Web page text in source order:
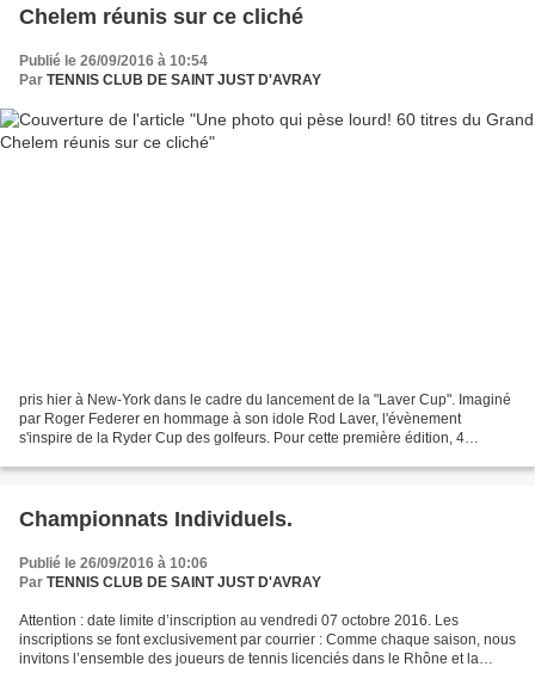
Chelem réunis sur ce cliché
Publié le 26/09/2016 à 10:54
Par TENNIS CLUB DE SAINT JUST D'AVRAY
pris hier à New-York dans le cadre du lancement de la "Laver Cup". Imaginé
par Roger Federer en hommage à son idole Rod Laver, l'évènement
s'inspire de la Ryder Cup des golfeurs. Pour cette première édition, 4
Championnats Individuels.
Publié le 26/09/2016 à 10:06
Par TENNIS CLUB DE SAINT JUST D'AVRAY
Attention : date limite d’inscription au vendredi 07 octobre 2016. Les
inscriptions se font exclusivement par courrier : Comme chaque saison, nous
invitons l’ensemble des joueurs de tennis licenciés dans le Rhône et la